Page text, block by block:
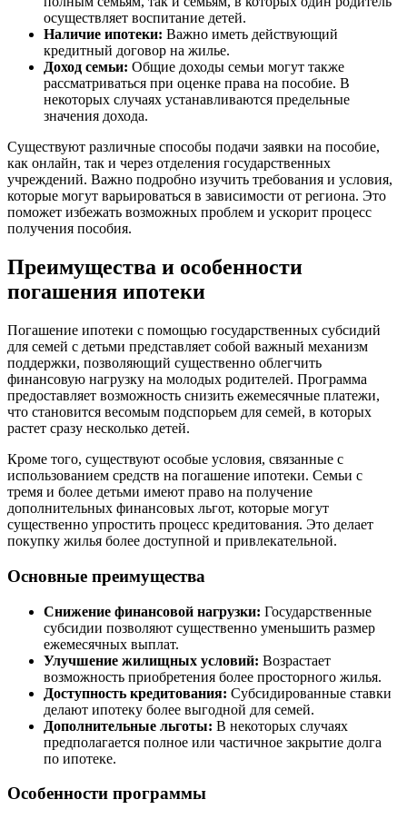
осуществляет воспитание детей.
Наличие ипотеки: Важно иметь действующий
кредитный договор на жилье.
Доход семьи: Общие доходы семьи могут также
рассматриваться при оценке права на пособие. В
некоторых случаях устанавливаются предельные
значения дохода.
Существуют различные способы подачи заявки на пособие,
как онлайн, так и через отделения государственных
учреждений. Важно подробно изучить требования и условия,
которые могут варьироваться в зависимости от региона. Это
поможет избежать возможных проблем и ускорит процесс
получения пособия.
Преимущества и особенности
погашения ипотеки
Погашение ипотеки с помощью государственных субсидий
для семей с детьми представляет собой важный механизм
поддержки, позволяющий существенно облегчить
финансовую нагрузку на молодых родителей. Программа
предоставляет возможность снизить ежемесячные платежи,
что становится весомым подспорьем для семей, в которых
растет сразу несколько детей.
Кроме того, существуют особые условия, связанные с
использованием средств на погашение ипотеки. Семьи с
тремя и более детьми имеют право на получение
дополнительных финансовых льгот, которые могут
существенно упростить процесс кредитования. Это делает
покупку жилья более доступной и привлекательной.
Основные преимущества
Снижение финансовой нагрузки: Государственные
субсидии позволяют существенно уменьшить размер
ежемесячных выплат.
Улучшение жилищных условий: Возрастает
возможность приобретения более просторного жилья.
Доступность кредитования: Субсидированные ставки
делают ипотеку более выгодной для семей.
Дополнительные льготы: В некоторых случаях
предполагается полное или частичное закрытие долга
по ипотеке.
Особенности программы